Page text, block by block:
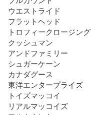
ウエストライド
フラットヘッド
トロフィークロージング
クッシュマン
アンドファミリー
シュガーケーン
カナダグース
東洋エンタープライズ
トイズマッコイ
リアルマッコイズ